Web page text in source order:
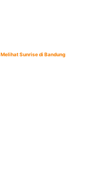
Sunrise di Bandung